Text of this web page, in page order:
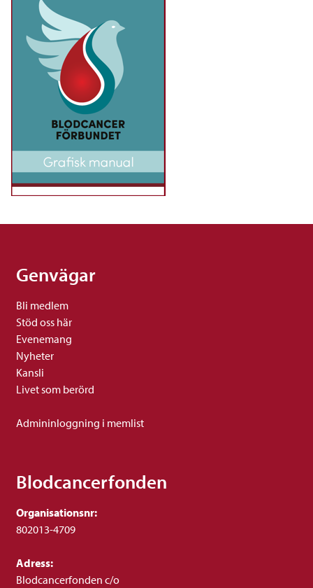
Genvägar
Bli medlem
Stöd oss här
Evenemang
Nyheter
Kansli
Livet som berörd
Admininloggning i memlist
Blodcancerfonden
Organisationsnr:
802013-4709
Adress:
Blodcancerfonden c/o